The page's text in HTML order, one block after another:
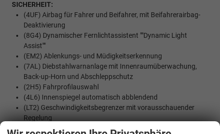
SICHERHEIT:
(4UF) Airbag für Fahrer und Beifahrer, mit Beifahrerairbag-
Deaktivierung
(8G4) Dynamischer Fernlichtassistent ""Dynamic Light
Assist""
(EM2) Ablenkungs- und Müdigkeitserkennung
(7AL) Diebstahlwarnanlage mit Innenraumüberwachung,
Back-up-Horn und Abschleppschutz
(2H5) Fahrprofilauswahl
(4L6) Innenspiegel automatisch abblendend
(LT2) Geschwindigkeitsbegrenzer mit vorausschauender
Regelung
(6C2) Seitenairbag vorn, mit Kopfairbag und